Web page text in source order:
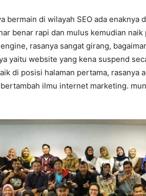
bermain di wilayah SEO ada enaknya
benar rapi dan mulus kemudian
rasanya sangat girang,
yaitu website yang kena suspend
di posisi halaman pertama, rasanya
ilmu internet marketing.